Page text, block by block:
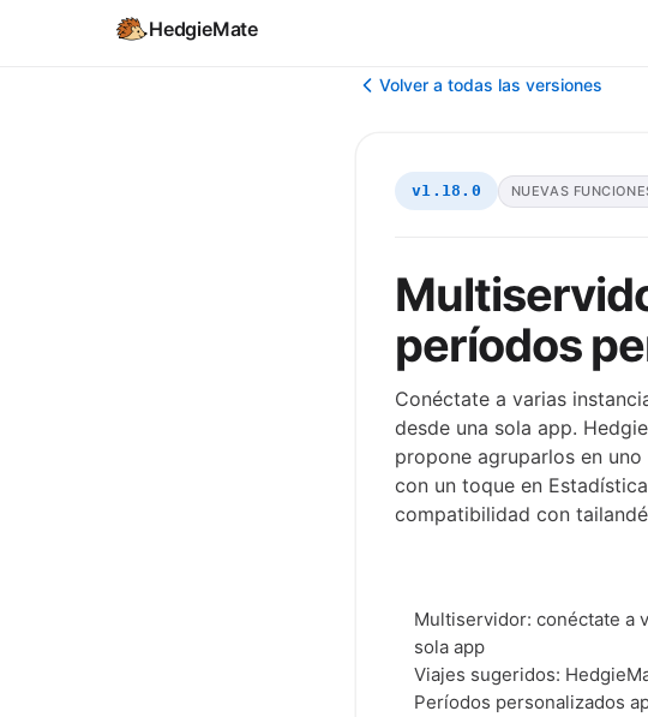
HedgieMate
Volver a todas las versiones
v1.18.0 NUEVAS
períodos
Conéctate a varias
desde una sola app.
propone agruparlos en
con un toque en
compatibilidad con
Multiservidor: conéctate a
sola app
Viajes sugeridos:
Períodos personalizados